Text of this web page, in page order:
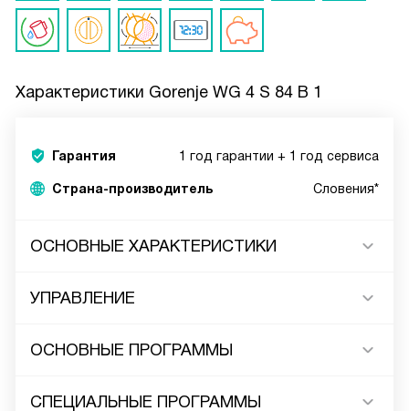
Характеристики Gorenje WG 4 S 84 B 1
Гарантия 1 год гарантии + 1 год сервиса
Страна-производитель Словения*
ОСНОВНЫЕ ХАРАКТЕРИСТИКИ
УПРАВЛЕНИЕ
ОСНОВНЫЕ ПРОГРАММЫ
СПЕЦИАЛЬНЫЕ ПРОГРАММЫ